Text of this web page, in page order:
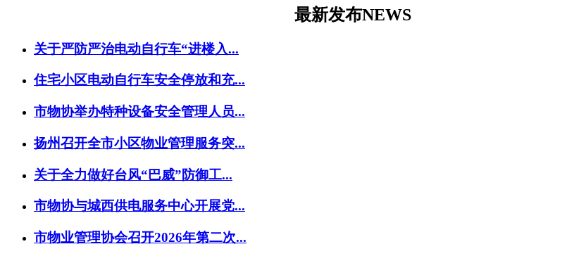
最新发布NEWS
关于严防严治电动自行车“进楼入...
住宅小区电动自行车安全停放和充...
市物协举办特种设备安全管理人员...
扬州召开全市小区物业管理服务突...
关于全力做好台风“巴威”防御工...
市物协与城西供电服务中心开展党...
市物业管理协会召开2026年第二次...